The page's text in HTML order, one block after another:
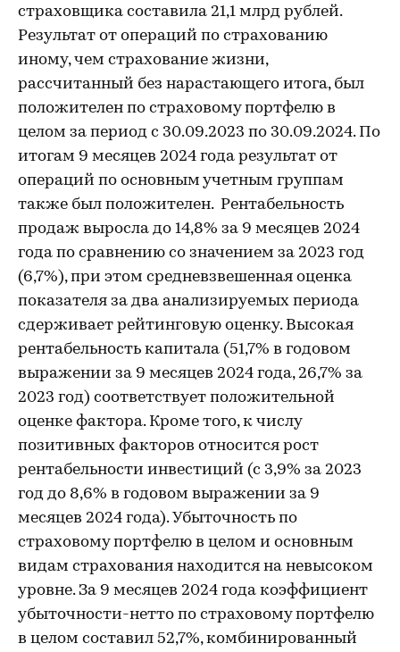
страховщика составила 21,1 млрд рублей.
Результат от операций по страхованию
иному, чем страхование жизни,
рассчитанный без нарастающего итога, был
положителен по страховому портфелю в
целом за период с 30.09.2023 по 30.09.2024. По
итогам 9 месяцев 2024 года результат от
операций по основным учетным группам
также был положителен. Рентабельность
продаж выросла до 14,8% за 9 месяцев 2024
года по сравнению со значением за 2023 год
(6,7%), при этом средневзвешенная оценка
показателя за два анализируемых периода
сдерживает рейтинговую оценку. Высокая
рентабельность капитала (51,7% в годовом
выражении за 9 месяцев 2024 года, 26,7% за
2023 год) соответствует положительной
оценке фактора. Кроме того, к числу
позитивных факторов относится рост
рентабельности инвестиций (с 3,9% за 2023
год до 8,6% в годовом выражении за 9
месяцев 2024 года). Убыточность по
страховому портфелю в целом и основным
видам страхования находится на невысоком
уровне. За 9 месяцев 2024 года коэффициент
убыточности-нетто по страховому портфелю
в целом составил 52,7%, комбинированный